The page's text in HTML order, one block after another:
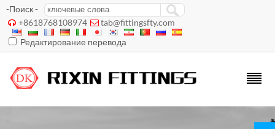
-Поиск -
 +8618768108974  tab@fittingsfty.com
Редактирование перевода